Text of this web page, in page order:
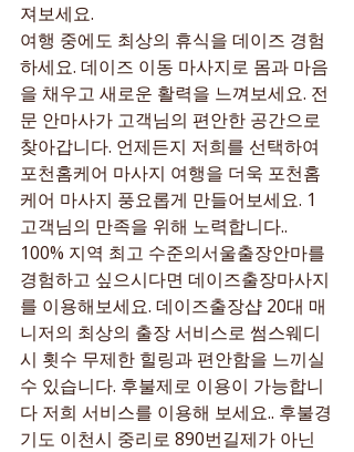
져보세요.
여행 중에도 최상의 휴식을 데이즈 경험
하세요. 데이즈 이동 마사지로 몸과 마음
을 채우고 새로운 활력을 느껴보세요. 전
문 안마사가 고객님의 편안한 공간으로
찾아갑니다. 언제든지 저희를 선택하여
포천홈케어 마사지 여행을 더욱 포천홈
케어 마사지 풍요롭게 만들어보세요. 1
고객님의 만족을 위해 노력합니다..
100% 지역 최고 수준의서울출장안마를
경험하고 싶으시다면 데이즈출장마사지
를 이용해보세요. 데이즈출장샵 20대 매
니저의 최상의 출장 서비스로 썸스웨디
시 횟수 무제한 힐링과 편안함을 느끼실
수 있습니다. 후불제로 이용이 가능합니
다 저희 서비스를 이용해 보세요.. 후불경
기도 이천시 중리로 890번길제가 아닌